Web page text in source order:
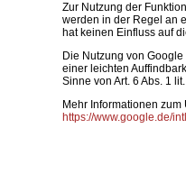
Zur Nutzung der
werden in der Regel an
hat keinen Einfluss auf
Die Nutzung von
einer leichten
Sinne von Art. 6 Abs. 1
Mehr Informationen
https://www.google.de/